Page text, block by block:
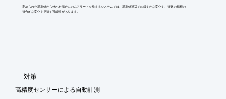
定められた基準値から外れた場合にのみアラートを発するシステムでは、基準値近辺での緩やかな変化や、複数の指標の
複合的な変化を見逃す可能性があります。
​対策
高精度センサーによる自動計測